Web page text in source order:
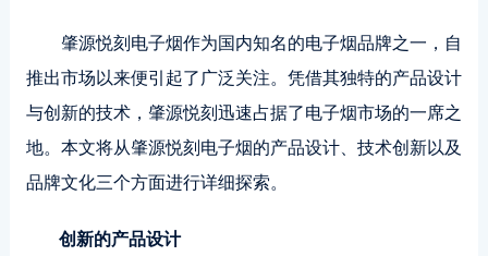
肇源悦刻电子烟作为国内知名的电子烟品牌之一，自
推出市场以来便引起了广泛关注。凭借其独特的产品设计
与创新的技术，肇源悦刻迅速占据了电子烟市场的一席之
地。本文将从肇源悦刻电子烟的产品设计、技术创新以及
品牌文化三个方面进行详细探索。
创新的产品设计